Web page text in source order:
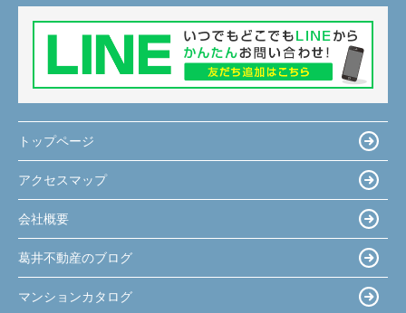
トップページ
アクセスマップ
会社概要
葛井不動産のブログ
マンションカタログ